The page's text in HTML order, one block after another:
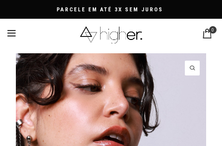
PARCELE EM ATÉ 3X SEM JUROS
0